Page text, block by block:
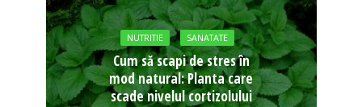
NUTRITIE SANATATE
Cum să scapi de stres în
mod natural: Planta care
scade nivelul cortizolului